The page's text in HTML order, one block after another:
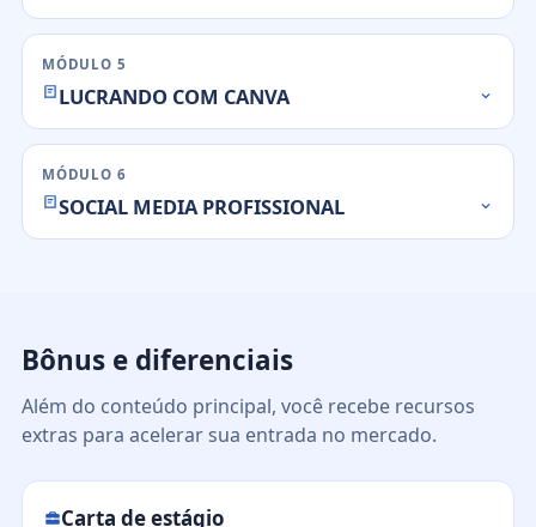
MÓDULO 5
LUCRANDO COM CANVA
MÓDULO 6
SOCIAL MEDIA PROFISSIONAL
Bônus e diferenciais
Além do conteúdo principal, você recebe recursos
extras para acelerar sua entrada no mercado.
Carta de estágio